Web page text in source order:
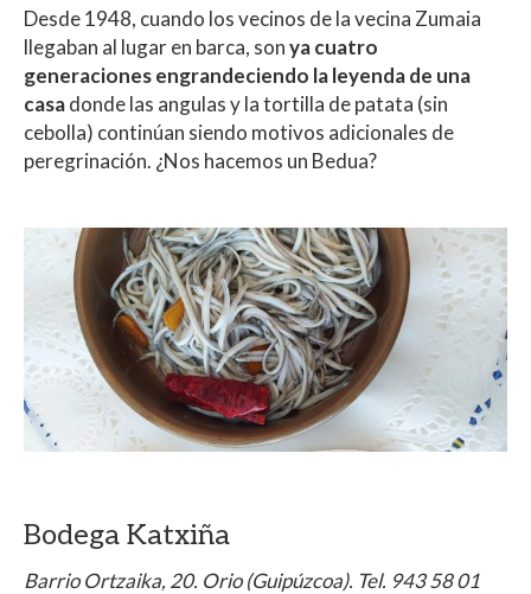
Desde 1948, cuando los vecinos de la vecina Zumaia
llegaban al lugar en barca, sonya cuatro
generaciones engrandeciendo la leyenda de una
casadonde las angulas y la tortilla de patata (sin
cebolla) continúan siendo motivos adicionales de
peregrinación. ¿Nos hacemos un Bedua?
Bodega Katxiña
Barrio Ortzaika, 20. Orio (Guipúzcoa). Tel. 943 58 01